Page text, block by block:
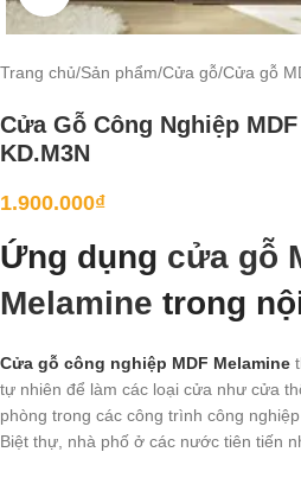
Trang chủ/Sản phẩm/Cửa gỗ/Cửa gỗ
Cửa Gỗ Công Nghiệp MDF
KD.M3N
1.900.000₫
Ứng dụng cửa gỗ
Melamine trong
Cửa gỗ công nghiệp MDF Melamine
tự nhiên để làm các loại cửa như cửa
phòng trong các công trình công
Biệt thự, nhà phố ở các nước tiên tiến